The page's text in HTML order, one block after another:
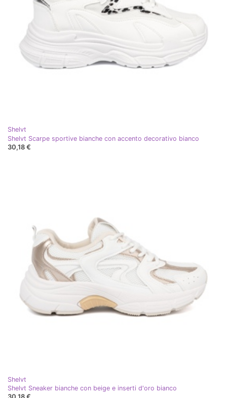
Shelvt
Shelvt Scarpe sportive bianche con accento decorativo bianco
30,18 €
Shelvt
Shelvt Sneaker bianche con beige e inserti d'oro bianco
30,18 €